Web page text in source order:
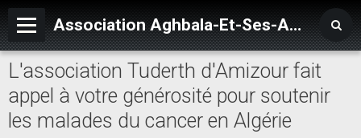
Association Aghbala-Et-Ses-Amis
Accueil
Village AGHBALA
Agenda
L'association Tuderth d'Amizour fait
appel à votre générosité pour soutenir
les malades du cancer en Algérie